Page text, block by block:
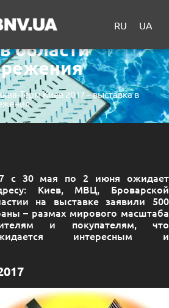
RU UA
Киев 2017 –
области
Терм Киев 2017 – выставка в
с 30 мая по 2 июня ожидает
Киев, МВЦ, Броварской
на выставке заявили 500
– размах мирового масштаба
и покупателям, что
интересным и